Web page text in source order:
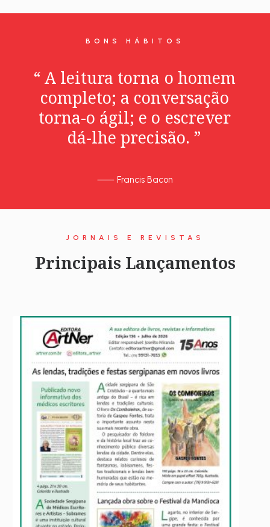
BONS HÁBITOS
“ A leitura torna o homem
completo; a conversação
torna-o ágil; e o escrever
dá-lhe precisão. ”
⸺ Francis Bacon
JORNAIS E REVISTAS
Principais Lançamentos